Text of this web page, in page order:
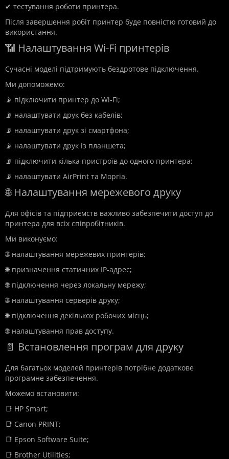
✔ тестування роботи принтера.
Після завершення робіт принтер буде повністю готовий до
використання.
📶 Налаштування Wi-Fi принтерів
Сучасні моделі підтримують бездротове підключення.
Ми допоможемо:
📡 підключити принтер до Wi-Fi;
📡 налаштувати друк без кабелів;
📡 налаштувати друк зі смартфона;
📡 налаштувати друк із планшета;
📡 підключити кілька пристроїв до одного принтера;
📡 налаштувати AirPrint та Mopria.
🌐 Налаштування мережевого друку
Для офісів та підприємств важливо забезпечити доступ до
принтера для всіх співробітників.
Ми виконуємо:
🌐 налаштування мережевих принтерів;
🌐 призначення статичних IP-адрес;
🌐 підключення через локальну мережу;
🌐 налаштування серверів друку;
🌐 підключення декількох робочих місць;
🌐 налаштування прав доступу.
📄 Встановлення програм для друку
Для багатьох моделей принтерів потрібне додаткове
програмне забезпечення.
Можемо встановити:
📑 HP Smart;
📑 Canon PRINT;
📑 Epson Software Suite;
📑 Brother Utilities;